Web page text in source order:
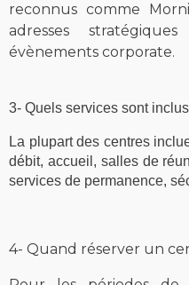
reconnus comme
adresses
évènements corporate.
3- Quels services sont
La plupart des centres
débit, accueil , sallesde
services de permanence,
4- Quand réserver un